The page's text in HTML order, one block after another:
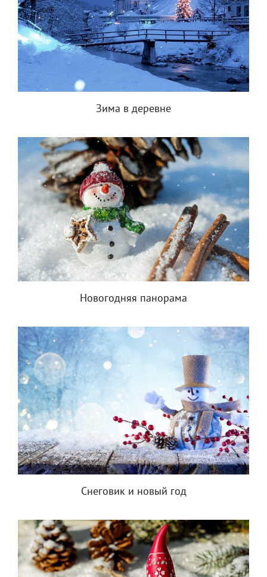
Зима в деревне
Новогодняя панорама
Снеговик и новый год